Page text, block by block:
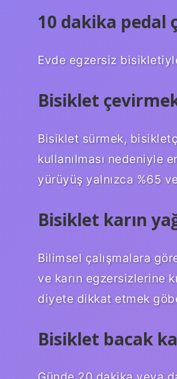
10 dakika pedal
Evde egzersiz
Bisiklet
Bisiklet sürmek,
kullanılması nedeniyle
yürüyüş yalnızca %65
Bisiklet karın
Bilimsel çalışmalara
ve karın egzersizlerine
diyete dikkat etmek
Bisiklet bacak